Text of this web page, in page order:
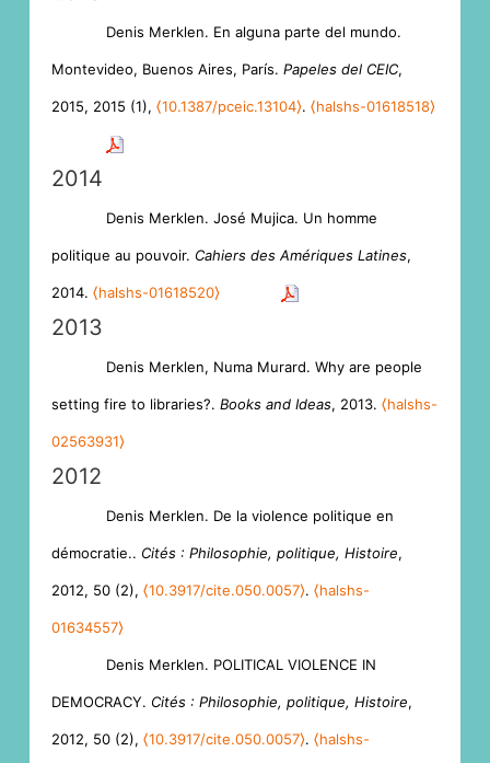
Denis Merklen. En alguna parte del mundo.
Montevideo, Buenos Aires, París. Papeles del CEIC,
2015, 2015 (1), ⟨10.1387/pceic.13104⟩. ⟨halshs-01618518⟩
2014
Denis Merklen. José Mujica. Un homme
politique au pouvoir. Cahiers des Amériques Latines,
2014. ⟨halshs-01618520⟩
2013
Denis Merklen, Numa Murard. Why are people
setting fire to libraries?. Books and Ideas, 2013. ⟨halshs-
02563931⟩
2012
Denis Merklen. De la violence politique en
démocratie.. Cités : Philosophie, politique, Histoire,
2012, 50 (2), ⟨10.3917/cite.050.0057⟩. ⟨halshs-
01634557⟩
Denis Merklen. POLITICAL VIOLENCE IN
DEMOCRACY. Cités : Philosophie, politique, Histoire,
2012, 50 (2), ⟨10.3917/cite.050.0057⟩. ⟨halshs-